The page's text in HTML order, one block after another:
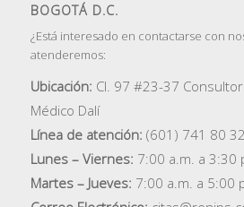
BOGOTÁ D.C.
¿Está interesado en contactarse con
atenderemos:
Ubicación: Cl. 97 #23-37
Médico Dalí
Línea de atención: (601) 741 80 32
Lunes – Viernes: 7:00 a.m. a 3:30
Martes – Jueves: 7:00 a.m. a 5:00